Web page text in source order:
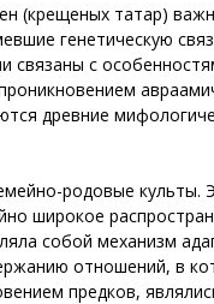
(крещеных татар)
генетическую
с
древние
родовые
широкое
собой механизм
отношений, в
предков,